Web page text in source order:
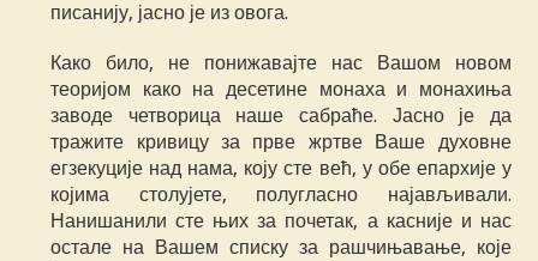
писанију, јасно је из овога.
Како било, не понижавајте нас Вашом новом
теоријом како на десетине монаха и монахиња
заводе четворица наше сабраће. Јасно је да
тражите кривицу за прве жртве Ваше духовне
егзекуције над нама, коју сте већ, у обе епархије у
којима столујете, полугласно најављивали.
Нанишанили сте њих за почетак, а касније и нас
остале на Вашем списку за рашчињавање, које